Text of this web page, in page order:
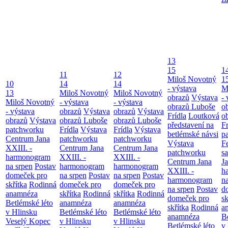
10
13
Miloš Novotný
- výstava
obrazů Výstava
patchworku
Centrum Jana
XXIII. -
harmonogram
na srpen Postav
domeček pro
skřítka Rodinná
anamnéza
Betlémské léto
v Hlinsku
Veselý Kopec
11
14
Miloš Novotný
- výstava
obrazů Výstava
obrazů Luboše
Frídla Výstava
patchworku
Centrum Jana
XXIII. -
harmonogram
na srpen Postav
domeček pro
skřítka Rodinná
anamnéza
Betlémské léto
v Hlinsku
12
14
Miloš Novotný
- výstava
obrazů Výstava
obrazů Luboše
Frídla Výstava
patchworku
Centrum Jana
XXIII. -
harmonogram
na srpen Postav
domeček pro
skřítka Rodinná
anamnéza
Betlémské léto
v Hlinsku
13
15
Miloš Novotný
- výstava
obrazů Výstava
obrazů Luboše
Frídla Loutková
představení na
betlémské návsi
Výstava
patchworku
Centrum Jana
XXIII. -
harmonogram
na srpen Postav
domeček pro
skřítka Rodinná
anamnéza
Betlémské léto
-
v